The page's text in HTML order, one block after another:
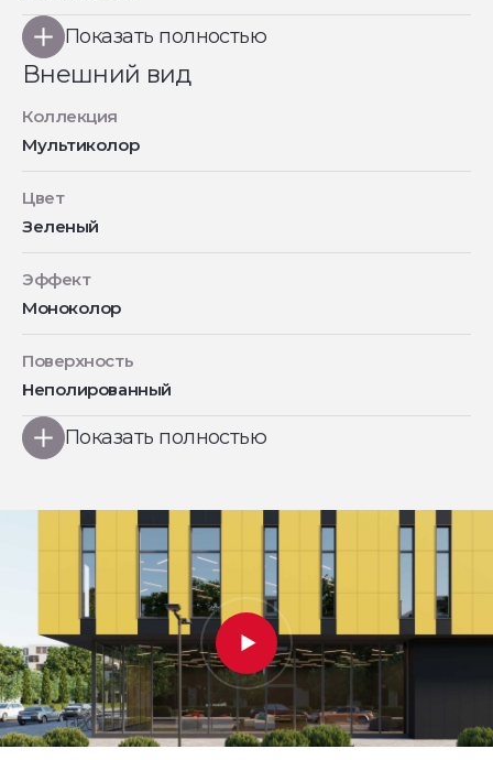
Показать полностью
Внешний вид
Коллекция
Мультиколор
Цвет
Зеленый
Эффект
Моноколор
Поверхность
Неполированный
Показать полностью